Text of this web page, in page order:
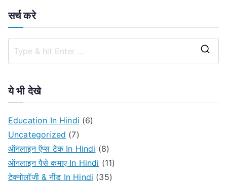
सर्च करे
ये भी देखे
Education In Hindi (6)
Uncategorized (7)
ऑनलाइन ऍप्स टेक In Hindi (8)
ऑनलाइन पैसे कमाए In Hindi (11)
टेक्नोलॉजी & नीड In Hindi (35)